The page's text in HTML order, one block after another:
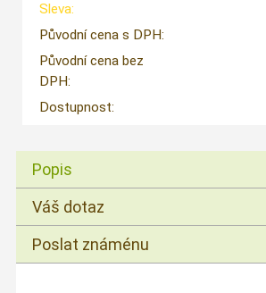
Sleva:
Původní cena s DPH:
Původní cena bez
DPH:
Dostupnost:
Popis
Váš dotaz
Poslat známénu